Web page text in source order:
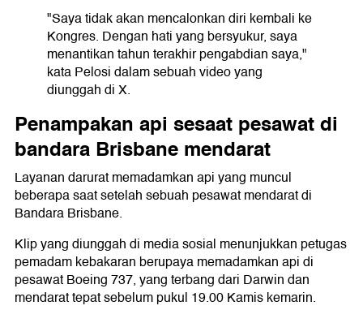
"Saya tidak akan mencalonkan diri kembali ke
Kongres. Dengan hati yang bersyukur, saya
menantikan tahun terakhir pengabdian saya,"
kata Pelosi dalam sebuah video yang
diunggah di X.
Penampakan api sesaat pesawat di
bandara Brisbane mendarat
Layanan darurat memadamkan api yang muncul
beberapa saat setelah sebuah pesawat mendarat di
Bandara Brisbane.
Klip yang diunggah di media sosial menunjukkan petugas
pemadam kebakaran berupaya memadamkan api di
pesawat Boeing 737, yang terbang dari Darwin dan
mendarat tepat sebelum pukul 19.00 Kamis kemarin.